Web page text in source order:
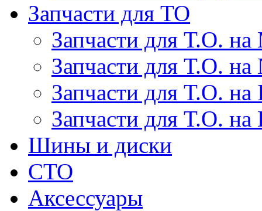
Запчасти для ТО
Запчасти для Т.О. на
Запчасти для Т.О. на
Запчасти для Т.О.
Запчасти для Т.О. на
Шины и диски
СТО
Аксессуары